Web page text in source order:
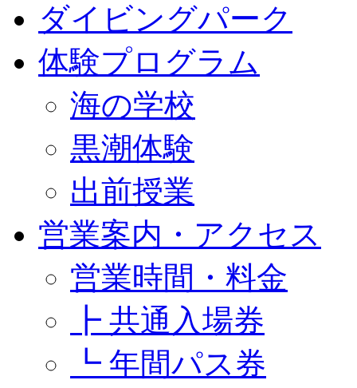
ダイビングパーク
体験プログラム
海の学校
黒潮体験
出前授業
営業案内・アクセス
営業時間・料金
┣ 共通入場券
┗ 年間パス券